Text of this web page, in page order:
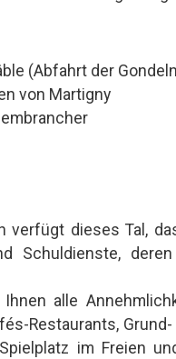
(Abfahrt der
von Martigny
verfügt dieses Tal,
Schuldienste,
alle
Restaurants,
im Freien